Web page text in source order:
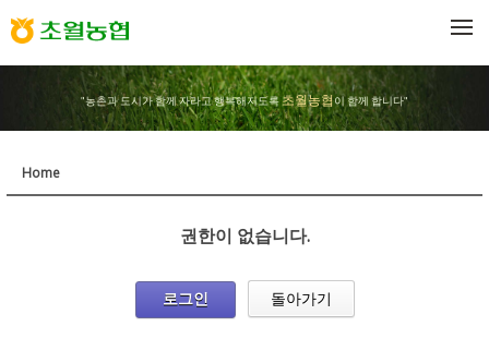
"농촌과 도시가 함께 자라고 행복해지도록초월농협이 함께 합니다"
Home
권한이 없습니다.
로그인 돌아가기